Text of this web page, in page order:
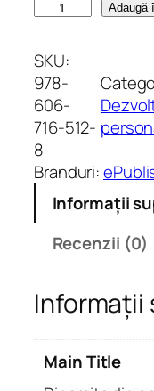
n
t
i
t
a
t
e
m
i
t
Adaugă
SKU:
978-
606-
716-512-
8
Branduri:
Informații
Recenzii (0)
Informații
Main Title